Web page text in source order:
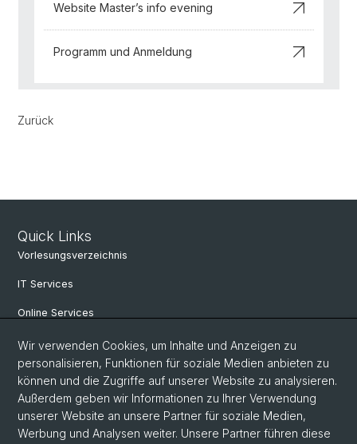
Website Master’s info evening
Programm und Anmeldung
Zurück
Quick Links
Vorlesungsverzeichnis
IT Services
Online Services
Personensuche
PhD Programm
Dokumente & Links
News & Events
Wir verwenden Cookies, um Inhalte und Anzeigen zu
personalisieren, Funktionen für soziale Medien anbieten zu
können und die Zugriffe auf unserer Website zu analysieren.
Außerdem geben wir Informationen zu Ihrer Verwendung
unserer Website an unsere Partner für soziale Medien,
Werbung und Analysen weiter. Unsere Partner führen diese